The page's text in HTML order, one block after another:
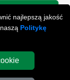
najlepszą jakość
Politykę